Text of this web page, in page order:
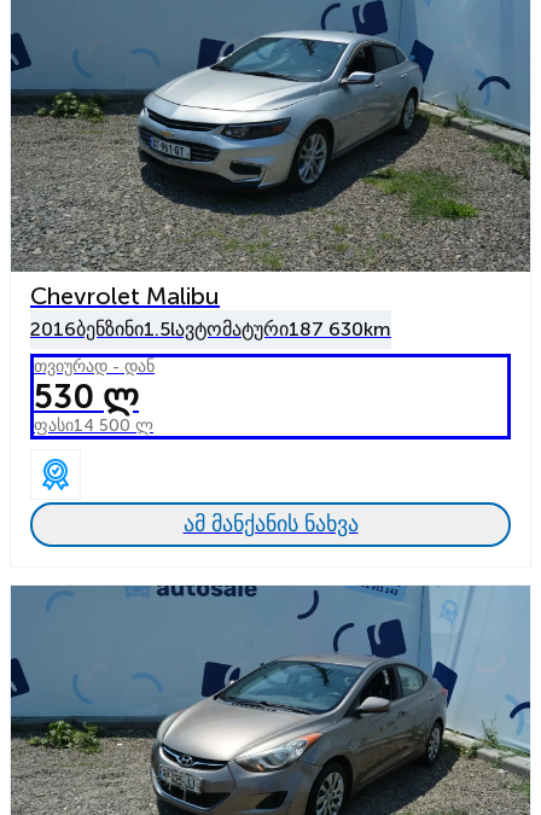
Chevrolet Malibu
2016ბენზინი1.5lავტომატური187 630km
თვიურად - დან
530 ლ
ფასი14 500 ლ
ამ მანქანის ნახვა